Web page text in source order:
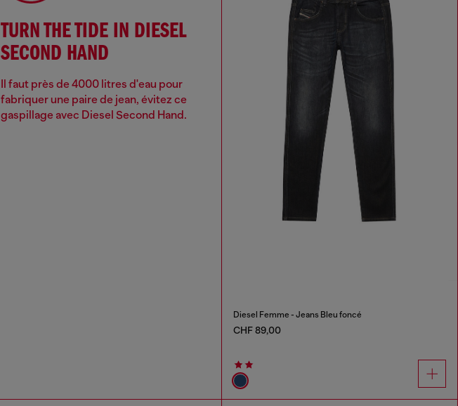
TURN THE TIDE IN DIESEL
SECOND HAND
Il faut près de 4000 litres d'eau pour
fabriquer une paire de jean, évitez ce
gaspillage avec Diesel Second Hand.
Diesel Femme - Jeans Bleu foncé
CHF 89,00